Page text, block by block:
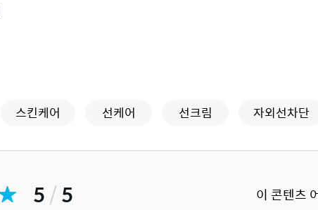
스킨케어 선케어 선크림 자외선차단
5/5 이 콘텐츠